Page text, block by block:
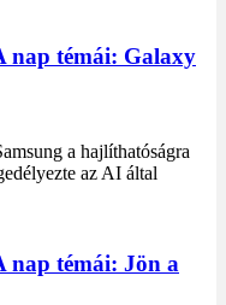
nap témái: Galaxy
a hajlíthatóságra
az AI által
nap témái: Jön a